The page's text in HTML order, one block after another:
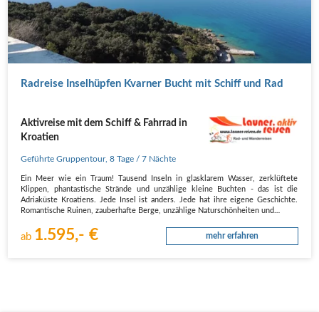
Radreise Inselhüpfen Kvarner Bucht mit Schiff und Rad
Aktivreise mit dem Schiff & Fahrrad in
Kroatien
Geführte Gruppentour,8 Tage / 7 Nächte
Ein Meer wie ein Traum! Tausend Inseln in glasklarem Wasser, zerklüftete
Klippen, phantastische Strände und unzählige kleine Buchten - das ist die
Adriaküste Kroatiens. Jede Insel ist anders. Jede hat ihre eigene Geschichte.
Romantische Ruinen, zauberhafte Berge, unzählige Naturschönheiten und…
ab 1.595,- € mehr erfahren